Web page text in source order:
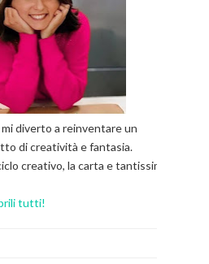
diverto a reinventare un
di creatività e fantasia.
creativo, la carta e tantissimi
tutti!